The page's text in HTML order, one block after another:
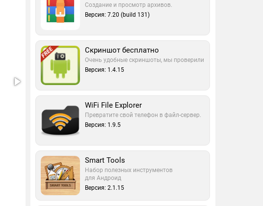
Создание и просмотр архивов.
Версия: 7.20 (build 131)
Скриншот бесплатно
Очень удобные скриншоты, мы проверили
Версия: 1.4.15
WiFi File Explorer
Превратите свой телефон в файл-сервер.
Версия: 1.9.5
Smart Tools
Набор полезных инструментов
для Андроид
Версия: 2.1.15